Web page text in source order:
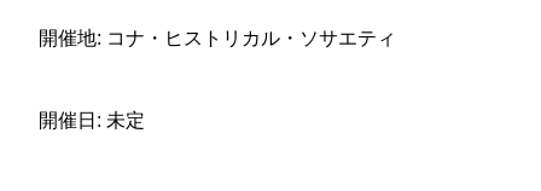
開催地: コナ・ヒストリカル・ソサエティ
開催日: 未定